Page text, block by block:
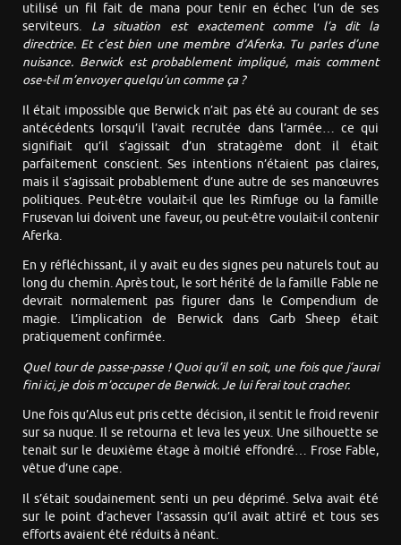
utilisé un fil fait de mana pour tenir en échec l’un de ses
serviteurs. La situation est exactement comme l’a dit la
directrice. Et c’est bien une membre d’Aferka. Tu parles d’une
nuisance. Berwick est probablement impliqué, mais comment
ose-t-il m’envoyer quelqu’un comme ça ?
Il était impossible que Berwick n’ait pas été au courant de ses
antécédents lorsqu’il l’avait recrutée dans l’armée… ce qui
signifiait qu’il s’agissait d’un stratagème dont il était
parfaitement conscient. Ses intentions n’étaient pas claires,
mais il s’agissait probablement d’une autre de ses manœuvres
politiques. Peut-être voulait-il que les Rimfuge ou la famille
Frusevan lui doivent une faveur, ou peut-être voulait-il contenir
Aferka.
En y réfléchissant, il y avait eu des signes peu naturels tout au
long du chemin. Après tout, le sort hérité de la famille Fable ne
devrait normalement pas figurer dans le Compendium de
magie. L’implication de Berwick dans Garb Sheep était
pratiquement confirmée.
Quel tour de passe-passe ! Quoi qu’il en soit, une fois que j’aurai
fini ici, je dois m’occuper de Berwick. Je lui ferai tout cracher.
Une fois qu’Alus eut pris cette décision, il sentit le froid revenir
sur sa nuque. Il se retourna et leva les yeux. Une silhouette se
tenait sur le deuxième étage à moitié effondré… Frose Fable,
vêtue d’une cape.
Il s’était soudainement senti un peu déprimé. Selva avait été
sur le point d’achever l’assassin qu’il avait attiré et tous ses
efforts avaient été réduits à néant.